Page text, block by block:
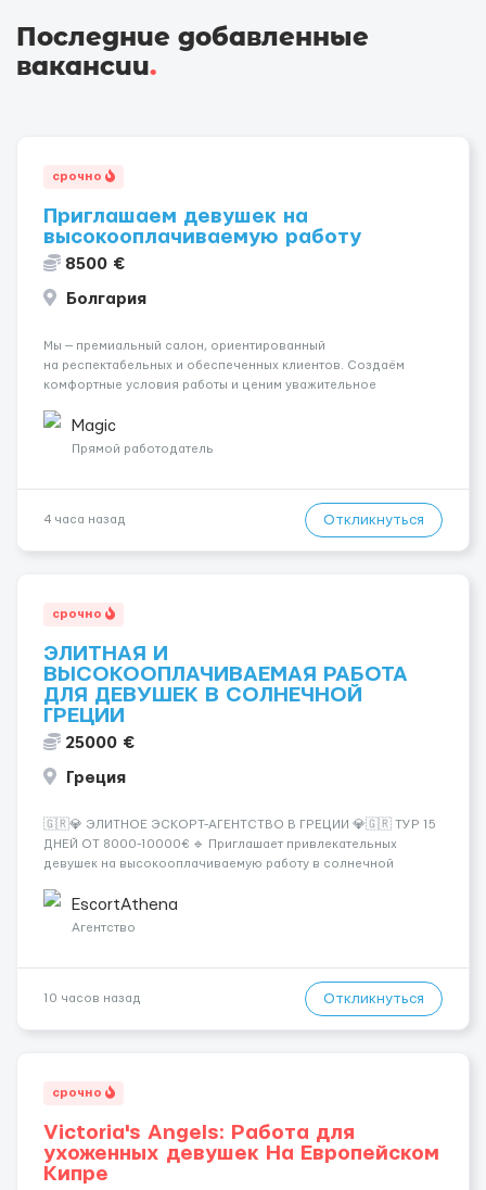
Последние добавленные
вакансии.
срочно
Приглашаем девушек на
высокооплачиваемую работу
8500 €
Болгария
Мы — премиальный салон, ориентированный
на респектабельных и обеспеченных клиентов. Создаём
комфортные условия работы и ценим уважительное
💎 Высокий доход — от 2000 € в неделю и выше 💎 Честная
сис...
Magic
Прямой работодатель
4 часа назад Откликнуться
срочно
ЭЛИТНАЯ И
ВЫСОКООПЛАЧИВАЕМАЯ РАБОТА
ДЛЯ ДЕВУШЕК В СОЛНЕЧНОЙ
ГРЕЦИИ
25000 €
Греция
🇬🇷💎 ЭЛИТНОЕ ЭСКОРТ-АГЕНТСТВО В ГРЕЦИИ 💎🇬🇷 ТУР 15
ДНЕЙ ОТ 8000-10000€ 🔹 Приглашает привлекательных
девушек на высокооплачиваемую работу в солнечной
хорошие деньги 💶 — это предложение для тебя! 🔹
Требования: ✔️ Возраст от ...
EscortAthena
Агентство
10 часов назад Откликнуться
срочно
Victoria's Angels: Работа для
ухоженных девушек На Европейском
Кипре